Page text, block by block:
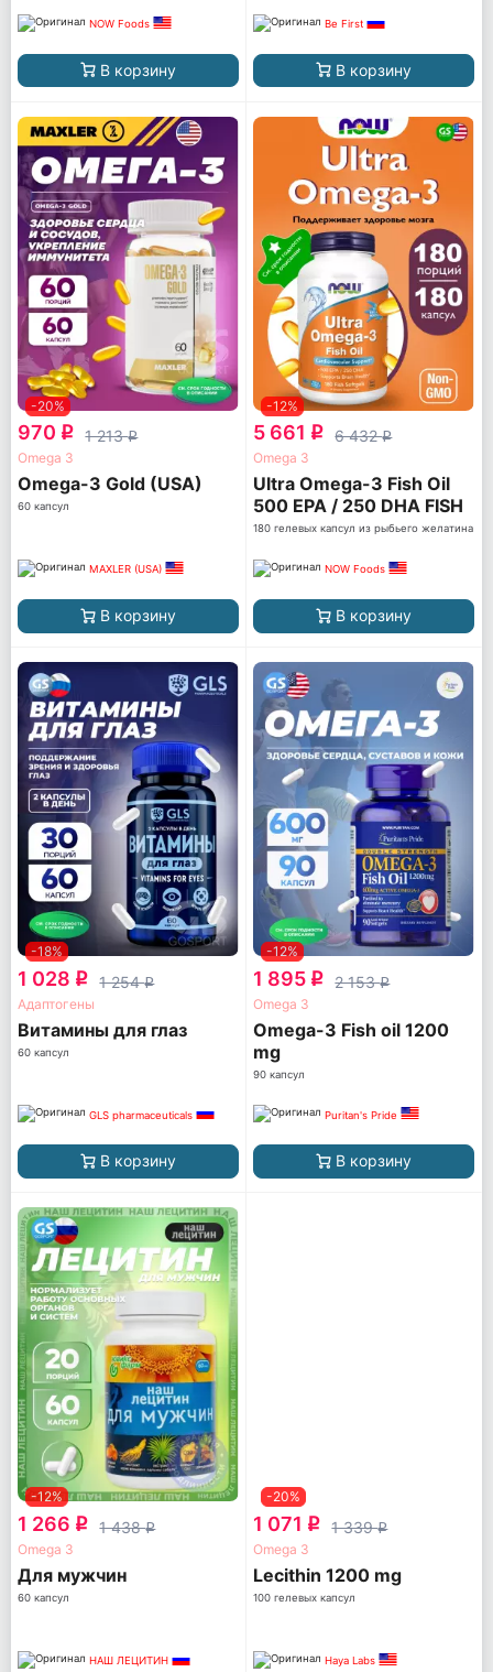
NOW Foods
В корзину
Be First
В корзину
-20%
970 q 1 213q
Omega 3
Omega-3 Gold (USA)
60 капсул
MAXLER (USA)
В корзину
-12%
5 661 q 6 432q
Omega 3
Ultra Omega-3 Fish Oil
500 EPA / 250 DHA FISH
GELATIN
180 гелевых капсул из рыбьего желатина
NOW Foods
В корзину
-18%
1 028 q 1 254q
Адаптогены
Витамины для глаз
60 капсул
GLS pharmaceuticals
В корзину
-12%
1 895 q 2 153q
Omega 3
Omega-3 Fish oil 1200
mg
90 капсул
Puritan's Pride
В корзину
-12%
1 266 q 1 438q
Omega 3
Для мужчин
60 капсул
НАШ ЛЕЦИТИН
-20%
1 071 q 1 339q
Omega 3
Lecithin 1200 mg
100 гелевых капсул
Haya Labs